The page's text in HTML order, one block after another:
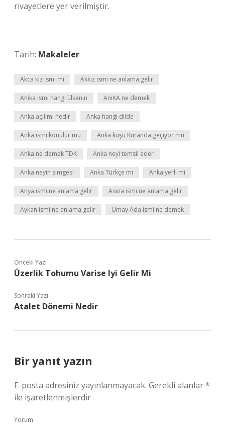
rivayetlere yer verilmiştir.
Tarih: Makaleler
Akca kız ismi mi Akkız ismi ne anlama gelir
Anika ismi hangi ülkenin AniKA ne demek
Anka açılımı nedir Anka hangi dilde
Anka ismi konulur mu Anka kuşu Kuranda geçiyor mu
Anka ne demek TDK Anka neyi temsil eder
Anka neyin simgesi Anka Türkçe mi Anka yerli mi
Anya ismi ne anlama gelir Asina ismi ne anlama gelir
Aykan ismi ne anlama gelir Umay Ada ismi ne demek
Önceki Yazı
Üzerlik Tohumu Varise Iyi Gelir Mi
Sonraki Yazı
Atalet Dönemi Nedir
Bir yanıt yazın
E-posta adresiniz yayınlanmayacak. Gerekli alanlar*
ile işaretlenmişlerdir
Yorum